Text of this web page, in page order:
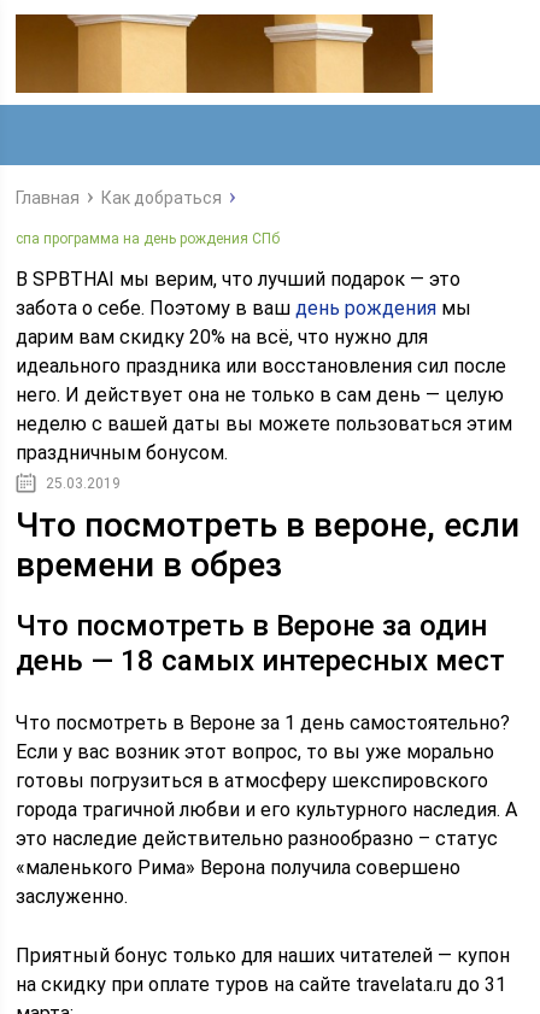
Главная Как добраться
спа программа на день рождения СПб
В SPBTHAI мы верим, что лучший подарок — это
забота о себе. Поэтому в вашдень рождения мы
дарим вам скидку 20% на всё, что нужно для
идеального праздника или восстановления сил после
него. И действует она не только в сам день — целую
неделю с вашей даты вы можете пользоваться этим
праздничным бонусом.
25.03.2019
Что посмотреть в вероне, если
времени в обрез
Что посмотреть в Вероне за один
день — 18 самых интересных мест
Что посмотреть в Вероне за 1 день самостоятельно?
Если у вас возник этот вопрос, то вы уже морально
готовы погрузиться в атмосферу шекспировского
города трагичной любви и его культурного наследия. А
это наследие действительно разнообразно – статус
«маленького Рима» Верона получила совершено
заслуженно.
Приятный бонус только для наших читателей — купон
на скидку при оплате туров на сайте travelata.ru до 31